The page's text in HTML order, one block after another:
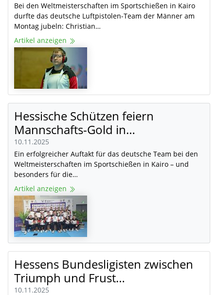
Bei den Weltmeisterschaften im Sportschießen in Kairo
durfte das deutsche Luftpistolen-Team der Männer am
Montag jubeln: Christian…
Artikel anzeigen
Hessische Schützen feiern
Mannschafts-Gold in…
10.11.2025
Ein erfolgreicher Auftakt für das deutsche Team bei den
Weltmeisterschaften im Sportschießen in Kairo – und
besonders für die…
Artikel anzeigen
Hessens Bundesligisten zwischen
Triumph und Frust…
10.11.2025